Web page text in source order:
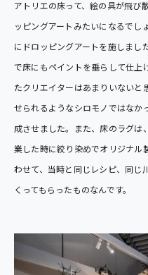
アトリエの床って、絵の具が飛び
ッピングアートみたいになるでし
にドロッピングアートを施しまし
で床にもペイントを垂らして仕上
たクリエイターはあまりいない
せられるようなシロモノではなか
成させました。また、床のラグは
業した時に絞り染めでオリジナル
わせて、当時と同じレシピ、同じ
くってもらったものなんです。